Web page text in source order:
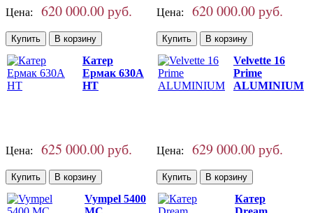
Цена: 620 000.00 руб. Цена: 620 000.00 руб.
Катер
Ермак 630A
НТ
Цена: 625 000.00 руб.
Velvette 16
Prime
ALUMINIUM
Цена: 629 000.00 руб.
Vympel 5400
Катер